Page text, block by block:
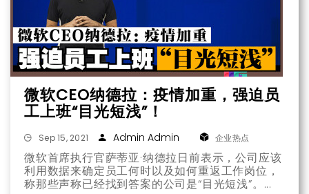
微软CEO纳德拉：疫情加重，强迫员
工上班“目光短浅”！
Sep 15, 2021 Admin Admin 企业热点
微软首席执行官萨蒂亚·纳德拉日前表示，公司应该
利用数据来确定员工何时以及如何重返工作岗位，
称那些声称已经找到答案的公司是“目光短浅”。